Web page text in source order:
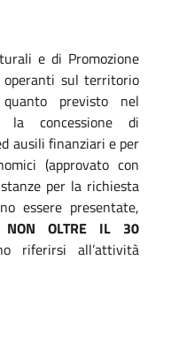
e di Promozione
operanti sul territorio
previsto nel
la concessione di
ausili finanziari e per
(approvato con
per la richiesta
essere presentate,
NON OLTRE IL 30
riferirsi all’attività